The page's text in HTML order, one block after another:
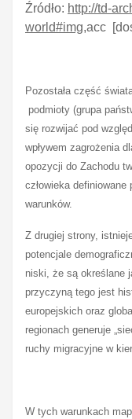
Źródło: http://td-
world#img,acc
Pozostała część
podmioty (grupa
się rozwijać pod
wpływem zagrożenia
opozycji do Zachodu
człowieka
warunków.
Z drugiej strony,
potencjale
niski, że są określane
przyczyną tego jest
europejskich oraz
regionach generuje
ruchy migracyjne w
W tych warunkach